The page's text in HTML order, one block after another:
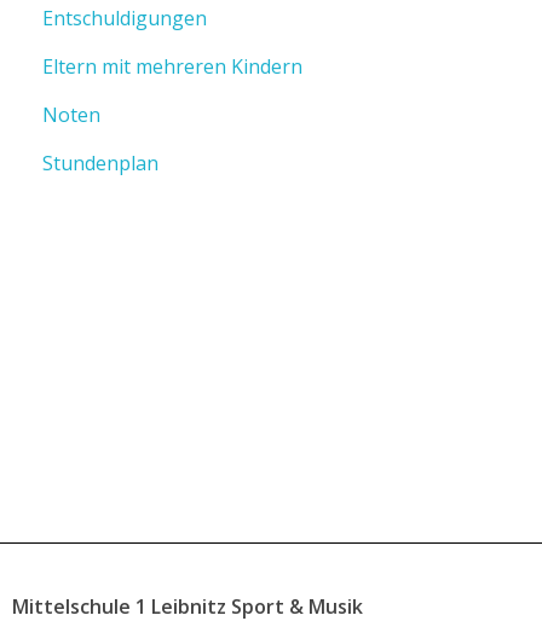
Entschuldigungen
Eltern mit mehreren Kindern
Noten
Stundenplan
Mittelschule 1 Leibnitz Sport & Musik